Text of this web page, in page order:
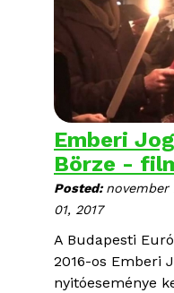
Emberi
Börze -
Posted:november
01, 2017
A Budapesti
2016-os Emberi
nyitóeseménye